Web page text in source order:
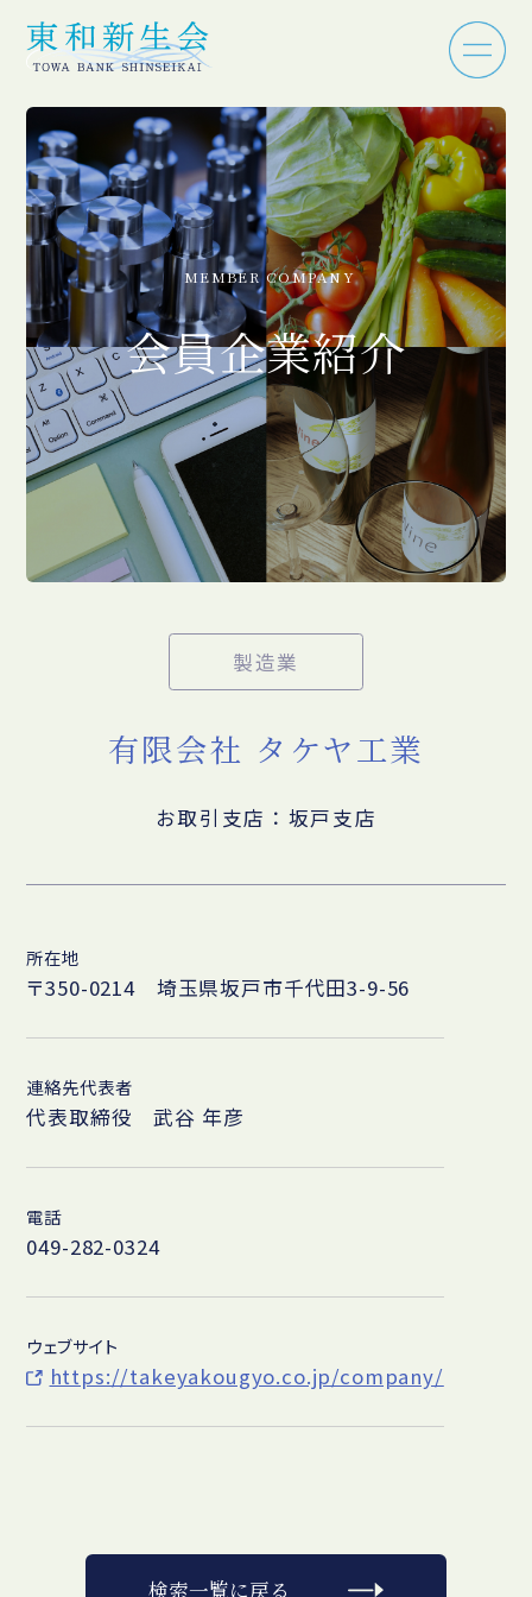
MEMBER COMPANY
会員企業紹介
製造業
有限会社 タケヤ工業
お取引支店：坂戸支店
所在地
〒350-0214 埼玉県坂戸市千代田3-9-56
連絡先代表者
代表取締役 武谷 年彦
電話
049-282-0324
ウェブサイト
https://takeyakougyo.co.jp/company/
検索一覧に戻る